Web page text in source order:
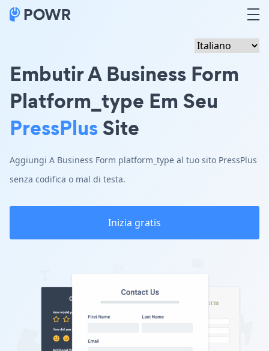
Embutir A Business Form
Platform_type Em Seu
PressPlusSite
Aggiungi A Business Form platform_type al tuo sito PressPlus
senza codifica o mal di testa.
Inizia gratis